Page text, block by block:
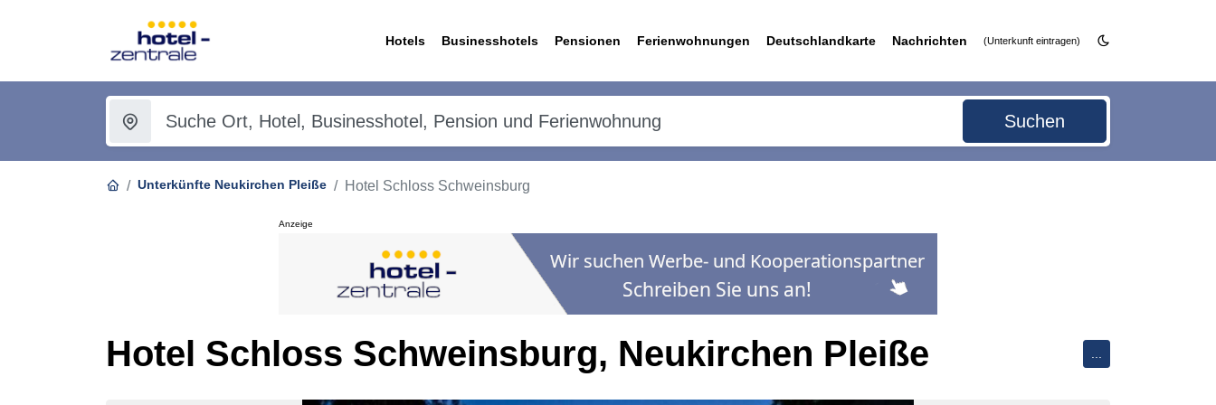
Hotels Businesshotels Pensionen Ferienwohnungen Deutschlandkarte Nachrichten (Unterkunft eintragen)
Suchen
Unterkünfte Neukirchen Pleiße Hotel Schloss Schweinsburg
Anzeige
Hotel Schloss Schweinsburg, Neukirchen Pleiße